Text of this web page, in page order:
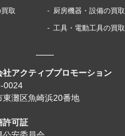
社アクティブプロモーション
0024
東灘区魚崎浜20番地
許可証
取 厨房機器・設備の買取
工具・電動工具の買取